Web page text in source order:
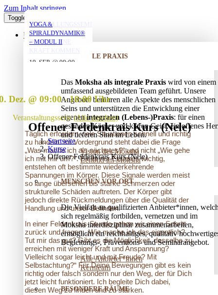
Zum Inhalt springen
Toggle Navigation
ÜBER UNS
INTEGRALE PRAXIS
Das Moksha als integrale Praxis wird von einem
umfassend ausgebildeten Team geführt. Unsere
Angebote berühren alle Aspekte des menschlichen
Seins und unterstützen die Entwicklung einer
eigenenintegralen (Lebens-)Praxis: für einen
gesunden Körper und klaren Geist, ein offenes
und tieferen Sinn im Leben.
Vision des Moksha
Leitbild im Moksha
MENSCHEN VOR ORT
Die Vielfalt an qualifizierten Anbieter*innen,
sich regelmäßig fortbilden, vernetzen und im
Moksha interdisziplinär zusammenarbeiten,
ermöglicht ein reichhaltiges, qualitativ
Begleitungs-, Präventions­- und Seminarangebot.
Alle Anbieter*innen
Kernteam
BESONDERE RÄUME
Offener Feldenkrais Kurs (Nele)
Startseite
Kurse
Offener Feldenkrais Kurs (Nele)
Dez. @ 09:00-10:00
Veranstaltungsserie(Alle ansehen)
Täglich erfordern viele Situationen schnell und richtig
zu handeln. Im Vordergrund steht dabei die Frage
„Was mache ich als nächstes?“ und nicht „Wie gehe
ich mit mir um?“. Bleibt nur Ersteres wichtig,
entstehen oft bestimmte wiederkehrende
Spannungen im Körper. Diese Signale werden meist
so lange übersehen bis starke Schmerzen oder
strukturelle Schäden auftreten. Der Körper gibt
jedoch direkte Rückmeldungen über die Qualität der
Handlung und unser Befinden.
In einer Feldenkrais-Stunde gehen wir einen Schritt
zurück und fragen: „Wie mache ich das eigentlich?
Tut mir das gut? Gibt es die Möglichkeit, dasselbe zu
erreichen mit weniger Kraft und Anspannung?
Vielleicht sogar leicht und mit Freude? Mit
Selbstachtung?“ Für Deine Bewegungen gibt es kein
richtig oder falsch sondern nur den Weg, der für Dich
jetzt leicht funktioniert. Ich begleite Dich dabei,
diesen Weg zu finden und zu stärken.
YOGA MIT DANIEL
10. AUG. @ 18:00
19:30
YOGA MIT DANIEL
10. AUG. @ 20:00
21:30
YOGA MIT DANIEL
11. AUG. @ 18:00
19:30
VERSTRICKUNGEN
LÖSEN – OFFENES
AUFSTELLUNGSSEMINAR
25. AUG. @ 17:00
AUFSTELLUNGSSEMINAR
– MIT DEM VATER
IN DIE EIGENE
KRAFT KOMMEN
YOGA &
SPIRALDYNAMIK®
– MODUL II
19. SEP. @ 09:00
20. SEP. @ 16:00